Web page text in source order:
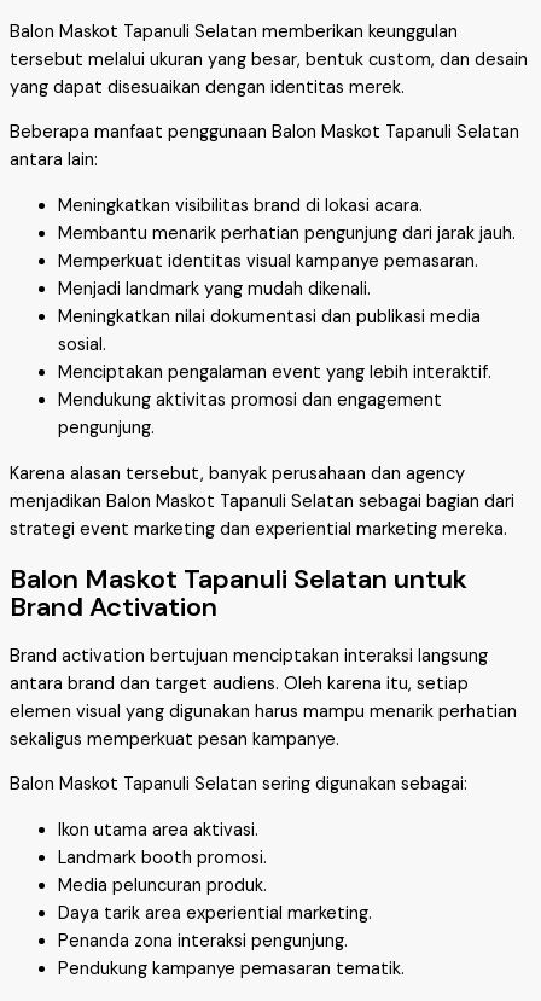
Balon Maskot Tapanuli Selatan memberikan keunggulan
tersebut melalui ukuran yang besar, bentuk custom, dan desain
yang dapat disesuaikan dengan identitas merek.
Beberapa manfaat penggunaan Balon Maskot Tapanuli Selatan
antara lain:
Meningkatkan visibilitas brand di lokasi acara.
Membantu menarik perhatian pengunjung dari jarak jauh.
Memperkuat identitas visual kampanye pemasaran.
Menjadi landmark yang mudah dikenali.
Meningkatkan nilai dokumentasi dan publikasi media
sosial.
Menciptakan pengalaman event yang lebih interaktif.
Mendukung aktivitas promosi dan engagement
pengunjung.
Karena alasan tersebut, banyak perusahaan dan agency
menjadikan Balon Maskot Tapanuli Selatan sebagai bagian dari
strategi event marketing dan experiential marketing mereka.
Balon Maskot Tapanuli Selatan untuk
Brand Activation
Brand activation bertujuan menciptakan interaksi langsung
antara brand dan target audiens. Oleh karena itu, setiap
elemen visual yang digunakan harus mampu menarik perhatian
sekaligus memperkuat pesan kampanye.
Balon Maskot Tapanuli Selatan sering digunakan sebagai:
Ikon utama area aktivasi.
Landmark booth promosi.
Media peluncuran produk.
Daya tarik area experiential marketing.
Penanda zona interaksi pengunjung.
Pendukung kampanye pemasaran tematik.